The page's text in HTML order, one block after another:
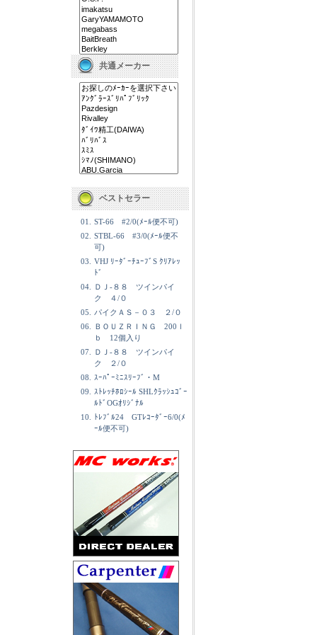
共通メーカー
ベストセラー
01.
ST-66 #2/0(ﾒｰﾙ便不可)
02.
STBL-66 #3/0(ﾒｰﾙ便不
可)
03.
VHJ ﾘｰﾀﾞｰﾁｭｰﾌﾞS ｸﾘｱﾚｯ
ﾄﾞ
04.
ＤＪ-８８ ツインパイ
ク ４/０
05.
パイクＡＳ－０３ ２/０
06.
ＢＯＵＺＲＩＮＧ 200ｌ
ｂ 12個入り
07.
ＤＪ-８８ ツインパイ
ク ２/０
08.
ｽｰﾊﾟｰﾐﾆｽﾘｰﾌﾞ・M
09.
ｽﾄﾚｯﾁﾎﾛｼｰﾙ SHLｸﾗｯｼｭｺﾞｰ
ﾙﾄﾞOGｵﾘｼﾞﾅﾙ
10.
ﾄﾚﾌﾞﾙ24 GTﾚｺｰﾀﾞｰ6/0(ﾒ
ｰﾙ便不可)